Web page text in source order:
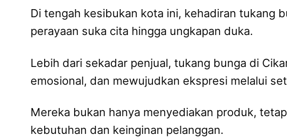
Di tengah kesibukan kota ini, kehadiran tukang
perayaan suka cita hingga ungkapan duka.
Lebih dari sekadar penjual, tukang bunga di
emosional, dan mewujudkan ekspresi melalui
Mereka bukan hanya menyediakan produk,
kebutuhan dan keinginan pelanggan.